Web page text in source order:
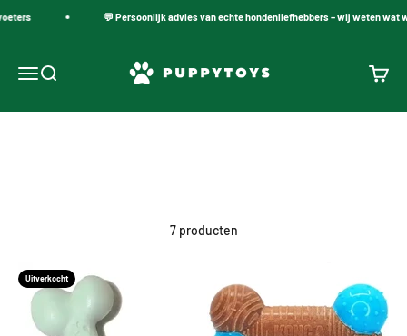
💬 Persoonlijk advies van echte hondenliefhebbers – wij weten wat
Navigatiemenu openen
Zoeken openen
PuppyToys.nl
7 producten
Uitverkocht